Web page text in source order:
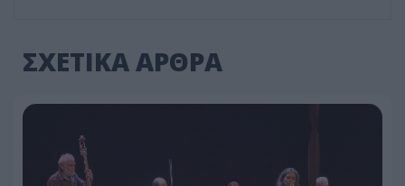
ΣΧΕΤΙΚΑ ΑΡΘΡΑ